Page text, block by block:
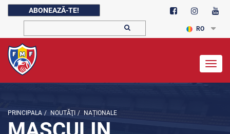
ABONEAZĂ-TE!
RO
PRINCIPALA / NOUTĂŢI / NAȚIONALE